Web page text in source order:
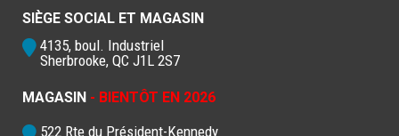
SIÈGE SOCIAL ET MAGASIN
4135, boul. Industriel
Sherbrooke, QC J1L 2S7
MAGASIN - BIENTÔT EN 2026
522 Rte du Président-Kennedy